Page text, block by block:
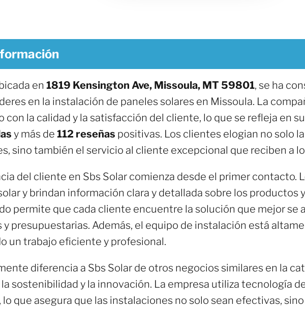
en 1819 Kensington Ave, Missoula, MT 59801, se ha
en la instalación de paneles solares en Missoula. La
con la calidad y la satisfacción del cliente, lo que se refleja en
y más de 112 reseñas positivas. Los clientes elogian no solo
sino también el servicio al cliente excepcional que reciben a
del cliente en Sbs Solar comienza desde el primer contacto.
y brindan información clara y detallada sobre los productos
permite que cada cliente encuentre la solución que mejor se
presupuestarias. Además, el equipo de instalación está
un trabajo eficiente y profesional.
diferencia a Sbs Solar de otros negocios similares en la
sostenibilidad y la innovación. La empresa utiliza tecnología
lo que asegura que las instalaciones no solo sean efectivas,